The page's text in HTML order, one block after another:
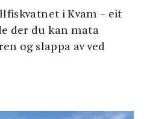
i Kvam – eit
der du kan mata
og slappa av ved